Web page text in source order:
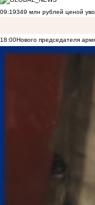
09:19349 млн рублей ценой
18:00Нового председателя